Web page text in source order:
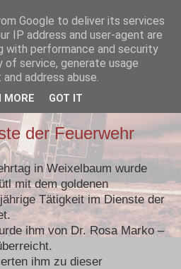
der Feuerwehr
in Weixelbaum wurde
mit dem goldenen
Tätigkeit im Dienste der
ihm von Dr. Rosa Marko –
ihm zu dieser
Google to deliver its services
IP address and user-agent are
with performance and security
service, generate usage
address abuse.
MORE GOT IT